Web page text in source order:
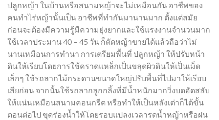
ปลูกหญ้า ในบ้านหรือสนามหญ้าจะไม่เหมือนกัน อาชืพของ
คนทำไร่หญ้านั้นเป็น อาชีพที่ทำกันมานานมาก ตั้งแต่สมัย
ก่อนจะต้องมีความรู้มีความยุ่งยากและใช้แรงงานจำนวนมาก
ใช้เวลาประมาน 40 – 45 วัน ก็ตัดหญ้าขายได้แล้วถือว่าไม่
นานเหมือนการทำนา การเตรียมพื้นที่ ปลูกหญ้า ให้ปรับหน้า
ดินให้เรียบโดยการใช้คราดแหล็กเป็นขลุดผิวดินให้เป็นเม็ด
เล็กๆ ใช้รถลากไม้กระดานขนาดใหญ่ปรับพื้นที่ไปมาให้เรียบ
เสียก่อน จากนั้นใช้รถลากลูกกลิ้งที่มีน้ำหนักมากวิ่งบดอัดสลับ
ให้แน่นเหมือนสนามคอนกรีต หรือทำให้เป็นหลังเต่าก็ได้ขั้น
ตอนต่อไป ขุดร่องน้ำให้โดยรอบแปลงเวลารดน้ำหญ้าหรือฝน